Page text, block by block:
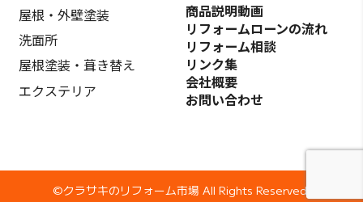
屋根・外壁塗装
洗面所
屋根塗装・葺き替え
エクステリア
商品説明動画
リフォームローンの流れ
リフォーム相談
リンク集
会社概要
お問い合わせ
©️クラサキのリフォーム市場 All Rights Reserved.